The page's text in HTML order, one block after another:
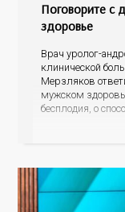
Поговорите с
здоровье
Врач уролог-
клинической
Мерзляков
мужском
бесплодия, о